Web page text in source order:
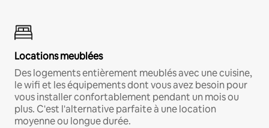
Locations meublées
Des logements entièrement meublés avec une cuisine,
le wifi et les équipements dont vous avez besoin pour
vous installer confortablement pendant un mois ou
plus. C'est l'alternative parfaite à une location
moyenne ou longue durée.